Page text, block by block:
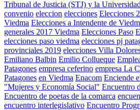
Tribunal de Justicia (STJ) y la
convenio eleccion elecciones Elecciones
Viedma Elecciones a Intendente de
generales 2017 Viedma Elecciones Paso
elecciones paso viedma elecciones pj
provinciales 2019 elecciones Villa
Emiliano Balbin Emilio Collueque
Patagones empresa ceferino empresa La
Patagones en Viedma Enacom Enciende
"Mujeres y Economía Social" Encuentro
Encuentro de poetas de la comarca
encuentro interlegislativo Encuentro